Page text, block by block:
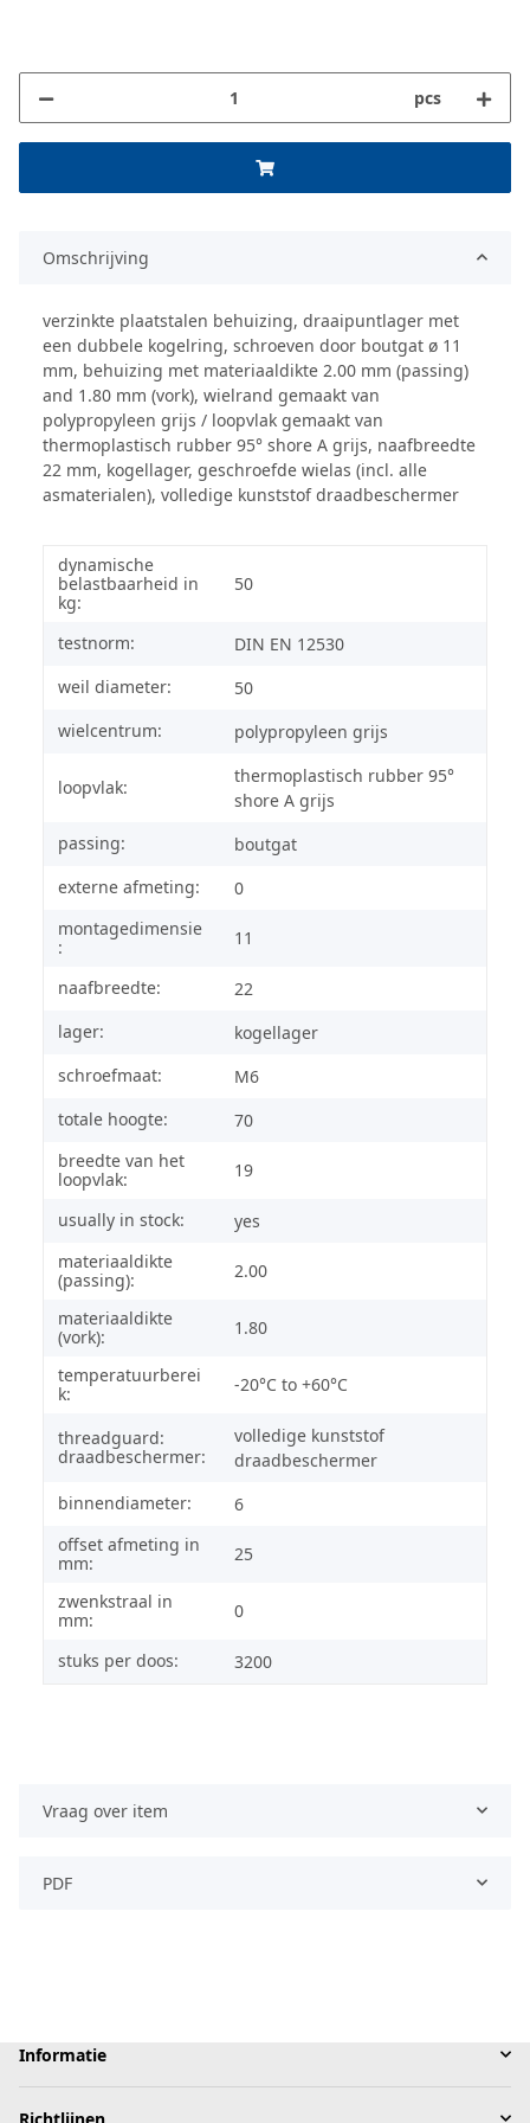
pcs
Omschrijving
verzinkte plaatstalen behuizing, draaipuntlager met
een dubbele kogelring, schroeven door boutgat ø 11
mm, behuizing met materiaaldikte 2.00 mm (passing)
and 1.80 mm (vork), wielrand gemaakt van
polypropyleen grijs / loopvlak gemaakt van
thermoplastisch rubber 95° shore A grijs, naafbreedte
22 mm, kogellager, geschroefde wielas (incl. alle
asmaterialen), volledige kunststof draadbeschermer
dynamische
belastbaarheid in
kg:
50
testnorm:
DIN EN 12530
weil diameter:
50
wielcentrum:
polypropyleen grijs
loopvlak:
thermoplastisch rubber 95°
shore A grijs
passing:
boutgat
externe afmeting:
0
montagedimensie
:
11
naafbreedte:
22
lager:
kogellager
schroefmaat:
M6
totale hoogte:
70
breedte van het
loopvlak:
19
usually in stock:
yes
materiaaldikte
(passing):
2.00
materiaaldikte
(vork):
1.80
temperatuurberei
k:
-20°C to +60°C
threadguard:
draadbeschermer:
volledige kunststof
draadbeschermer
binnendiameter:
6
offset afmeting in
mm:
25
zwenkstraal in
mm:
0
stuks per doos: 3200
Vraag over item
PDF
Informatie